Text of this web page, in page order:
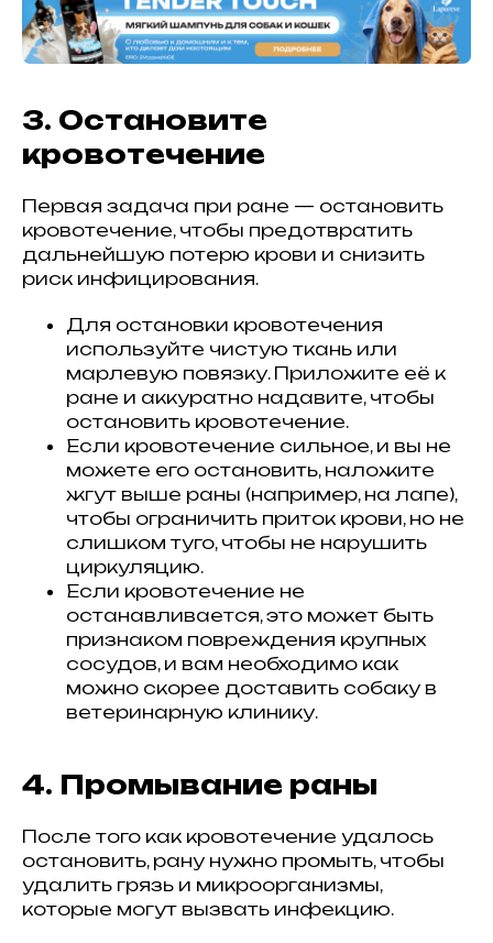
3. Остановите
кровотечение
Первая задача при ране — остановить
кровотечение, чтобы предотвратить
дальнейшую потерю крови и снизить
риск инфицирования.
Для остановки кровотечения
используйте чистую ткань или
марлевую повязку. Приложите её к
ране и аккуратно надавите, чтобы
остановить кровотечение.
Если кровотечение сильное, и вы не
можете его остановить, наложите
жгут выше раны (например, на лапе),
чтобы ограничить приток крови, но не
слишком туго, чтобы не нарушить
циркуляцию.
Если кровотечение не
останавливается, это может быть
признаком повреждения крупных
сосудов, и вам необходимо как
можно скорее доставить собаку в
ветеринарную клинику.
4. Промывание раны
После того как кровотечение удалось
остановить, рану нужно промыть, чтобы
удалить грязь и микроорганизмы,
которые могут вызвать инфекцию.